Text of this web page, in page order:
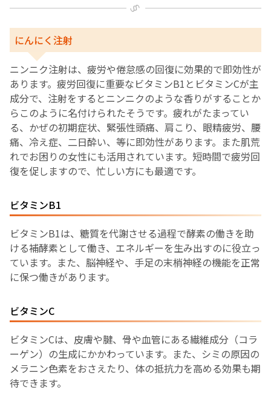
にんにく注射
ニンニク注射は、疲労や倦怠感の回復に効果的で即効性が
あります。疲労回復に重要なビタミンB1とビタミンCが主
成分で、注射をするとニンニクのような香りがすることか
らこのように名付けられたそうです。疲れがたまってい
る、かぜの初期症状、緊張性頭痛、肩こり、眼精疲労、腰
痛、冷え症、二日酔い、等に即効性があります。また肌荒
れでお困りの女性にも活用されています。短時間で疲労回
復を促しますので、忙しい方にも最適です。
ビタミンB1
ビタミンB1は、糖質を代謝させる過程で酵素の働きを助
ける補酵素として働き、エネルギーを生み出すのに役立っ
ています。また、脳神経や、手足の末梢神経の機能を正常
に保つ働きがあります。
ビタミンC
ビタミンCは、皮膚や腱、骨や血管にある繊維成分（コラ
ーゲン）の生成にかかわっています。また、シミの原因の
メラニン色素をおさえたり、体の抵抗力を高める効果も期
待できます。